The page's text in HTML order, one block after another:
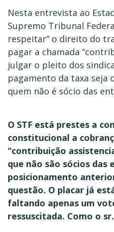
Nesta entrevista ao
Supremo Tribunal
respeitar” o direito do
pagar a chamada
julgar o pleito dos
pagamento da taxa
quem não é sócio das
O STF está prestes a
constitucional a
“contribuição
que não são sócios das
posicionamento
questão. O placar já
faltando apenas um
ressuscitada. Como o